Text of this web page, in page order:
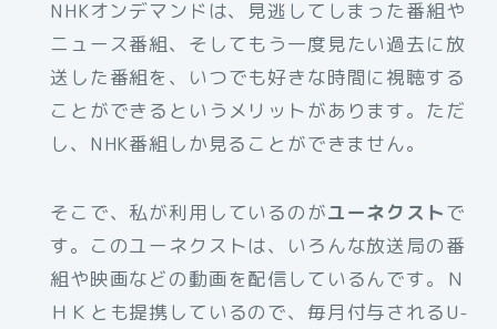
NHKオンデマンドは、見逃してしまった番組や
ニュース番組、そしてもう一度見たい過去に放
送した番組を、いつでも好きな時間に視聴する
ことができるというメリットがあります。ただ
し、NHK番組しか見ることができません。
そこで、私が利用しているのがユーネクストで
す。このユーネクストは、いろんな放送局の番
組や映画などの動画を配信しているんです。Ｎ
ＨＫとも提携しているので、毎月付与されるU-